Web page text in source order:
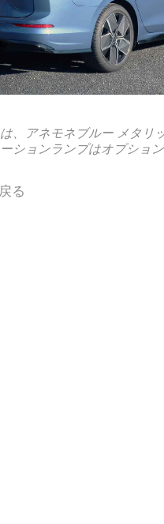
、アネモネブルー メタリ
ションランプはオプション
る